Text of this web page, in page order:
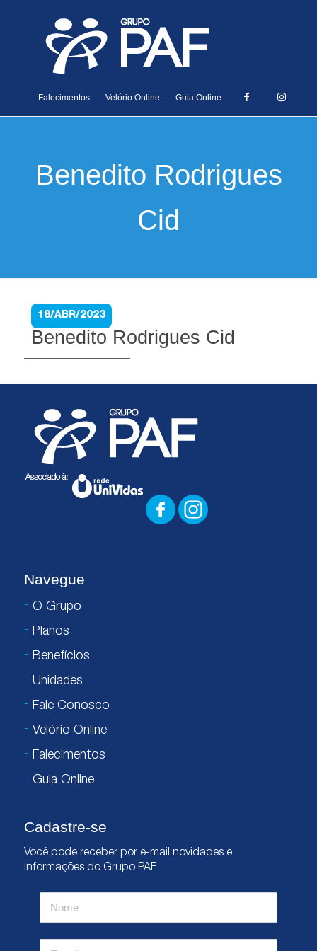
Falecimentos Velório Online Guia Online
Benedito Rodrigues
Cid
18/ABR/2023
Benedito Rodrigues Cid
Navegue
O Grupo
Planos
Benefícios
Unidades
Fale Conosco
Velório Online
Falecimentos
Guia Online
Cadastre-se
Você pode receber por e-mail novidades e
informações do Grupo PAF